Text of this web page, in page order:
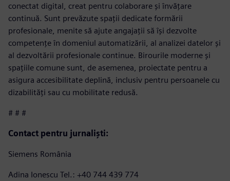
conectat digital, creat pentru colaborare și învățare
continuă. Sunt prevăzute spații dedicate formării
profesionale, menite să ajute angajații să își dezvolte
competențe în domeniul automatizării, al analizei datelor și
al dezvoltării profesionale continue. Birourile moderne și
spațiile comune sunt, de asemenea, proiectate pentru a
asigura accesibilitate deplină, inclusiv pentru persoanele cu
dizabilități sau cu mobilitate redusă.
# # #
Contact pentru jurnaliști:
Siemens România
Adina Ionescu Tel.: +40 744 439 774